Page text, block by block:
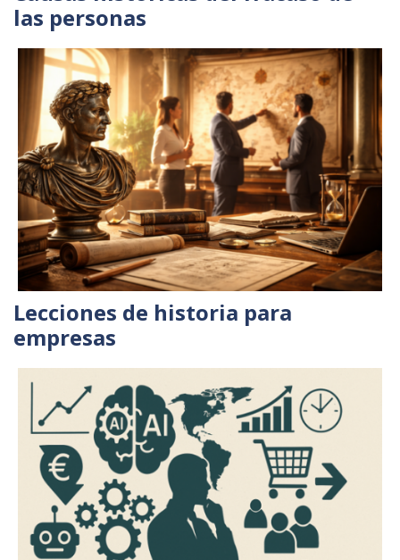
las personas
Lecciones de historia para
empresas